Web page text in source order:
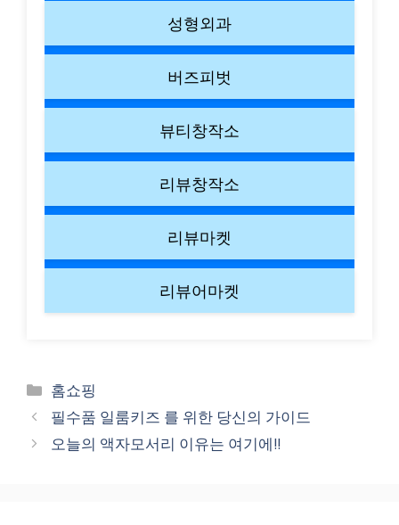
성형외과
버즈피벗
뷰티창작소
리뷰창작소
리뷰마켓
리뷰어마켓
Categories
홈쇼핑
필수품 일룸키즈 를 위한 당신의 가이드
오늘의 액자모서리 이유는 여기에!!